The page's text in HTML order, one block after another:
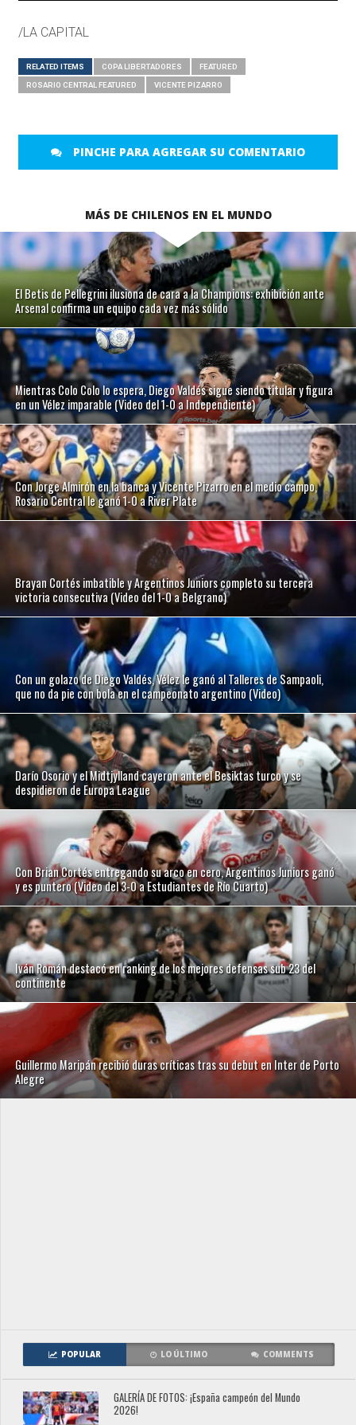
/LA CAPITAL
RELATED ITEMS COPA LIBERTADORES FEATURED
ROSARIO CENTRAL FEATURED VICENTE PIZARRO
PINCHE PARA AGREGAR SU COMENTARIO
MÁS DE CHILENOS EN EL MUNDO
El Betis de Pellegrini ilusiona de cara a la Champions: exhibición ante
Arsenal confirma un equipo cada vez más sólido
Mientras Colo Colo lo espera, Diego Valdés sigue siendo titular y figura
en un Vélez imparable (Video del 1-0 a Independiente)
Con Jorge Almirón en la banca y Vicente Pizarro en el medio campo,
Rosario Central le ganó 1-0 a River Plate
Brayan Cortés imbatible y Argentinos Juniors completo su tercera
victoria consecutiva (Video del 1-0 a Belgrano)
Con un golazo de Diego Valdés, Vélez le ganó al Talleres de Sampaoli,
que no da pie con bola en el campeonato argentino (Video)
Darío Osorio y el Midtjylland cayeron ante el Besiktas turco y se
despidieron de Europa League
Con Brian Cortés entregando su arco en cero, Argentinos Juniors ganó
y es puntero (Video del 3-0 a Estudiantes de Río Cuarto)
Iván Román destacó en ranking de los mejores defensas sub 23 del
continente
Guillermo Maripán recibió duras críticas tras su debut en Inter de Porto
Alegre
POPULAR LO ÚLTIMO COMMENTS
GALERÍA DE FOTOS: ¡España campeón del Mundo
2026!